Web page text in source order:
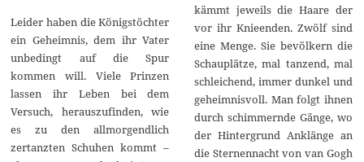
Leider haben die Königstöchter
ein Geheimnis, dem ihr Vater
unbedingt auf die Spur
kommen will. Viele Prinzen
lassen ihr Leben bei dem
Versuch, herauszufinden, wie
es zu den allmorgendlich
zertanzten Schuhen kommt –
kämmt jeweils die Haare der
vor ihr Knieenden. Zwölf sind
eine Menge. Sie bevölkern die
Schauplätze, mal tanzend, mal
schleichend, immer dunkel und
geheimnisvoll. Man folgt ihnen
durch schimmernde Gänge, wo
der Hintergrund Anklänge an
die Sternennacht von van Gogh